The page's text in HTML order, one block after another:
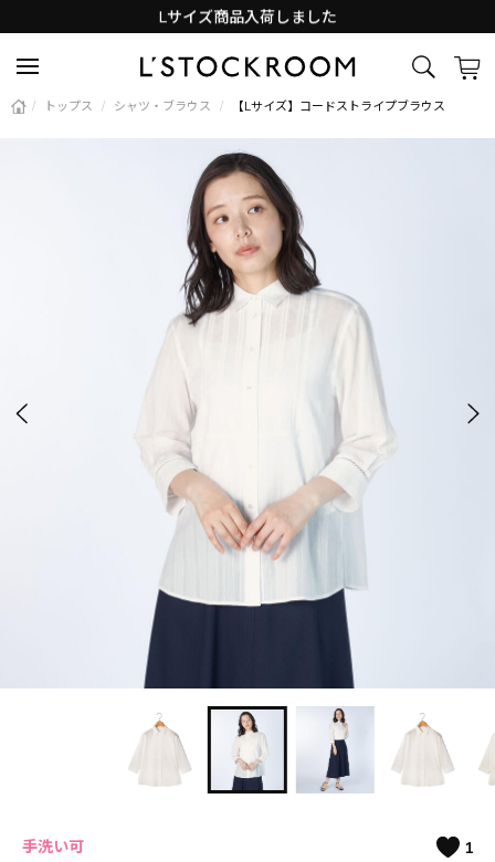
Lサイズ商品入荷しました
/ トップス / シャツ・ブラウス / 【Lサイズ】コードストライプブラウス
手洗い可 1